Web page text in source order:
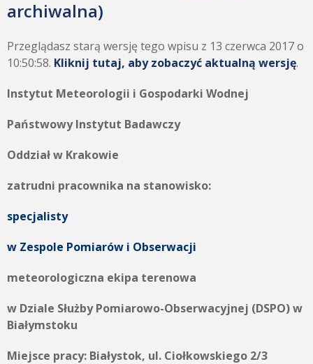
archiwalna)
Przeglądasz starą wersję tego wpisu z 13 czerwca 2017 o
10:50:58. Kliknij tutaj, aby zobaczyć aktualną wersję.
Instytut Meteorologii i Gospodarki Wodnej
Państwowy Instytut Badawczy
Oddział w Krakowie
zatrudni pracownika na stanowisko:
specjalisty
w Zespole Pomiarów i Obserwacji
meteorologiczna ekipa terenowa
w Dziale Służby Pomiarowo-Obserwacyjnej (DSPO) w
Białymstoku
Miejsce pracy: Białystok, ul. Ciołkowskiego 2/3